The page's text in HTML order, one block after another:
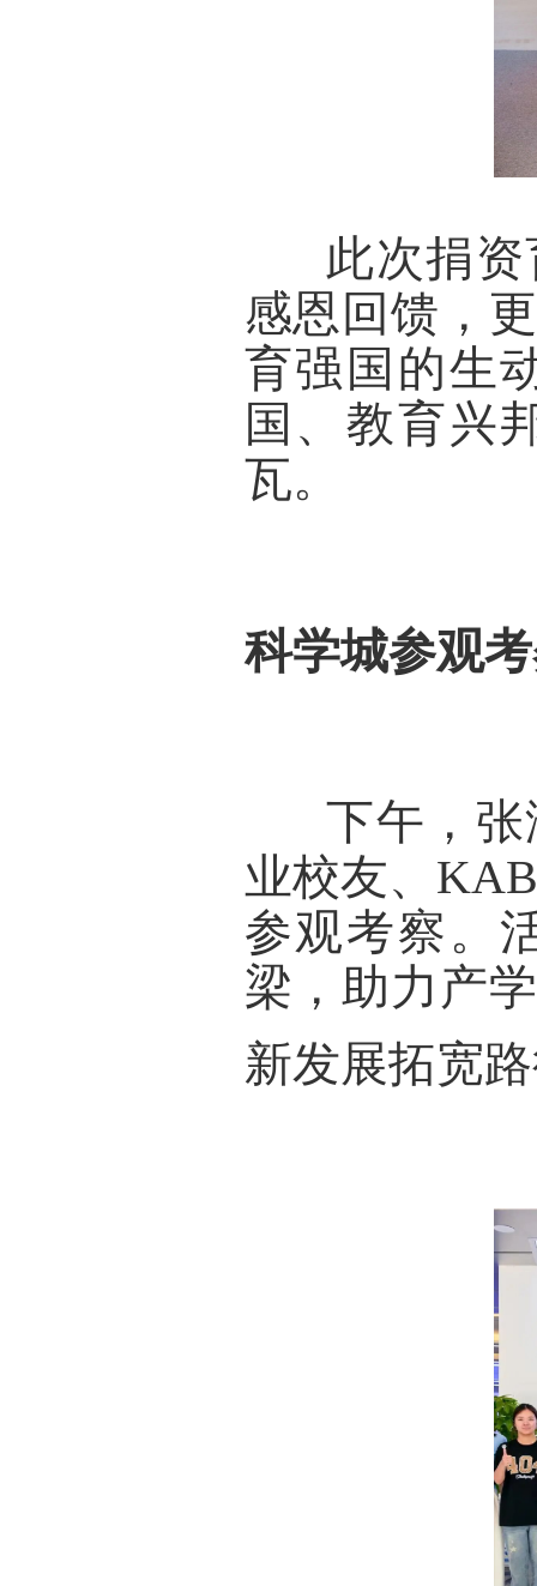
此次捐资
感恩回馈，
育强国 的生
国、教育兴
瓦。
科学城参观
下午，张
业校友、
参观考察。
梁，助力产
新发展拓宽